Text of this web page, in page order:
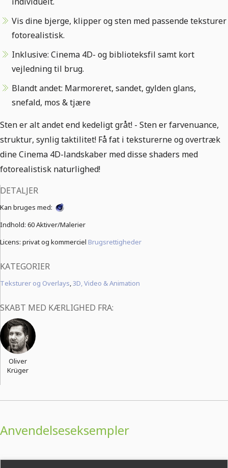
Vis dine bjerge, klipper og sten med passende teksturer
fotorealistisk.
Inklusive: Cinema 4D- og biblioteksfil samt kort
vejledning til brug.
Blandt andet: Marmoreret, sandet, gylden glans,
snefald, mos & tjære
Sten er alt andet end kedeligt gråt! - Sten er farvenuance,
struktur, synlig taktilitet! Få fat i teksturerne og overtræk
dine Cinema 4D-landskaber med disse shaders med
fotorealistisk naturlighed!
DETALJER
Kan bruges med:
Indhold: 60 Aktiver/Malerier
Licens: privat og kommerciel Brugsrettigheder
KATEGORIER
Teksturer og Overlays,3D, Video & Animation
SKABT MED KÆRLIGHED FRA:
Oliver
Krüger
Anvendelseseksempler